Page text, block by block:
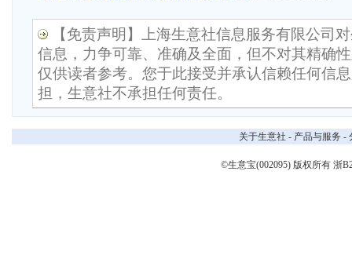
【免责声明】上海生意社信息服务有限公司
信息，力争可靠、准确及全面，但不对其精确
仅供读者参考。您于此接受并承认信赖任何信
担，生意社不承担任何责任。
关于生意社 - 产品与服务 -
©生意宝(002095) 版权所有 浙